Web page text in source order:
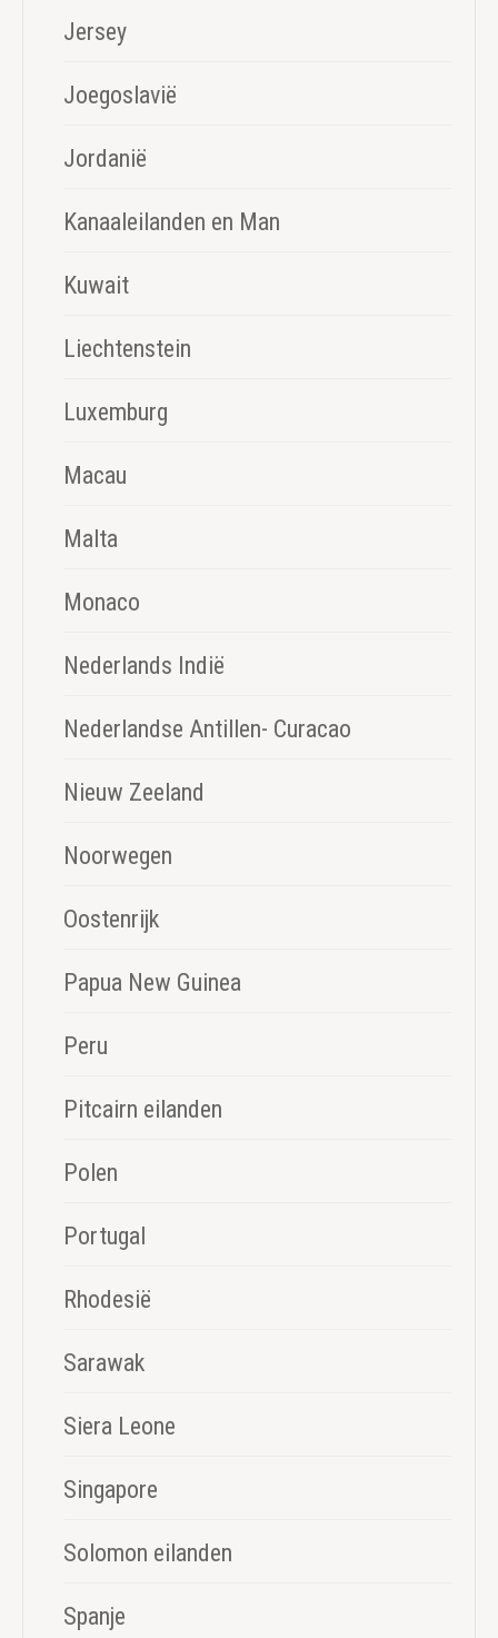
Jersey
Joegoslavië
Jordanië
Kanaaleilanden en Man
Kuwait
Liechtenstein
Luxemburg
Macau
Malta
Monaco
Nederlands Indië
Nederlandse Antillen- Curacao
Nieuw Zeeland
Noorwegen
Oostenrijk
Papua New Guinea
Peru
Pitcairn eilanden
Polen
Portugal
Rhodesië
Sarawak
Siera Leone
Singapore
Solomon eilanden
Spanje